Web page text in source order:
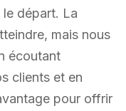
départ. La
mais nous
écoutant
clients et en
pour offrir